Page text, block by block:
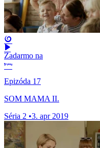
Zadarmo na
Epizóda 17
SOM MAMA II.
Séria 2 •3. apr 2019